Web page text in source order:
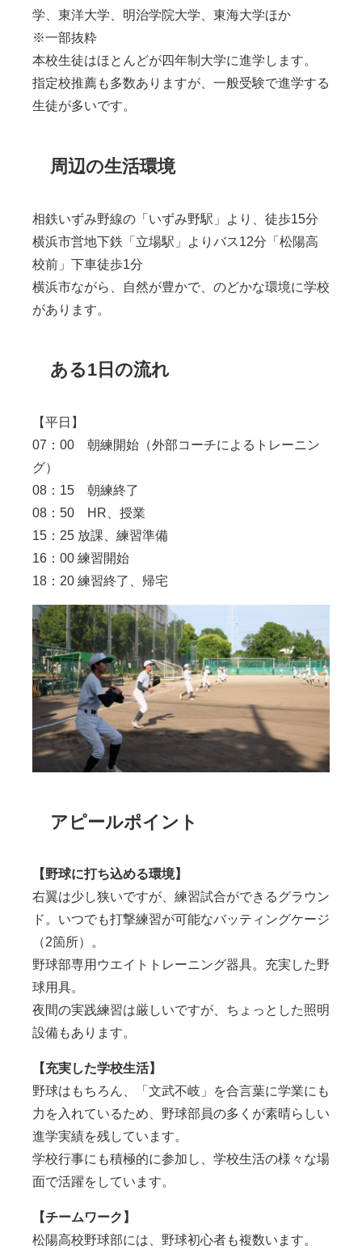
学、東洋大学、明治学院大学、東海大学ほか
※一部抜粋
本校生徒はほとんどが四年制大学に進学します。
指定校推薦も多数ありますが、一般受験で進学する
生徒が多いです。
周辺の生活環境
相鉄いずみ野線の「いずみ野駅」より、徒歩15分
横浜市営地下鉄「立場駅」よりバス12分「松陽高
校前」下車徒歩1分
横浜市ながら、自然が豊かで、のどかな環境に学校
があります。
ある1日の流れ
【平日】
07：00 朝練開始（外部コーチによるトレーニン
グ）
08：15 朝練終了
08：50 HR、授業
15：25 放課、練習準備
16：00 練習開始
18：20 練習終了、帰宅
アピールポイント
【野球に打ち込める環境】
右翼は少し狭いですが、練習試合ができるグラウン
ド。いつでも打撃練習が可能なバッティングケージ
（2箇所）。
野球部専用ウエイトトレーニング器具。充実した野
球用具。
夜間の実践練習は厳しいですが、ちょっとした照明
設備もあります。
【充実した学校生活】
野球はもちろん、「文武不岐」を合言葉に学業にも
力を入れているため、野球部員の多くが素晴らしい
進学実績を残しています。
学校行事にも積極的に参加し、学校生活の様々な場
面で活躍をしています。
【チームワーク】
松陽高校野球部には、野球初心者も複数います。